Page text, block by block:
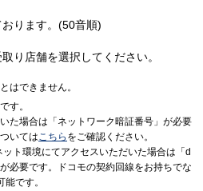
ります。(50音順)
り店舗を選択してください。
はできません。
す。
た場合は「ネットワーク暗証番号」が必要
いてはこちら をご確認ください。
ト環境にてアクセスいただいた場合は「d
必要です。ドコモの契約回線をお持ちでな
です。